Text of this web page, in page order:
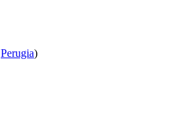
Perugia)